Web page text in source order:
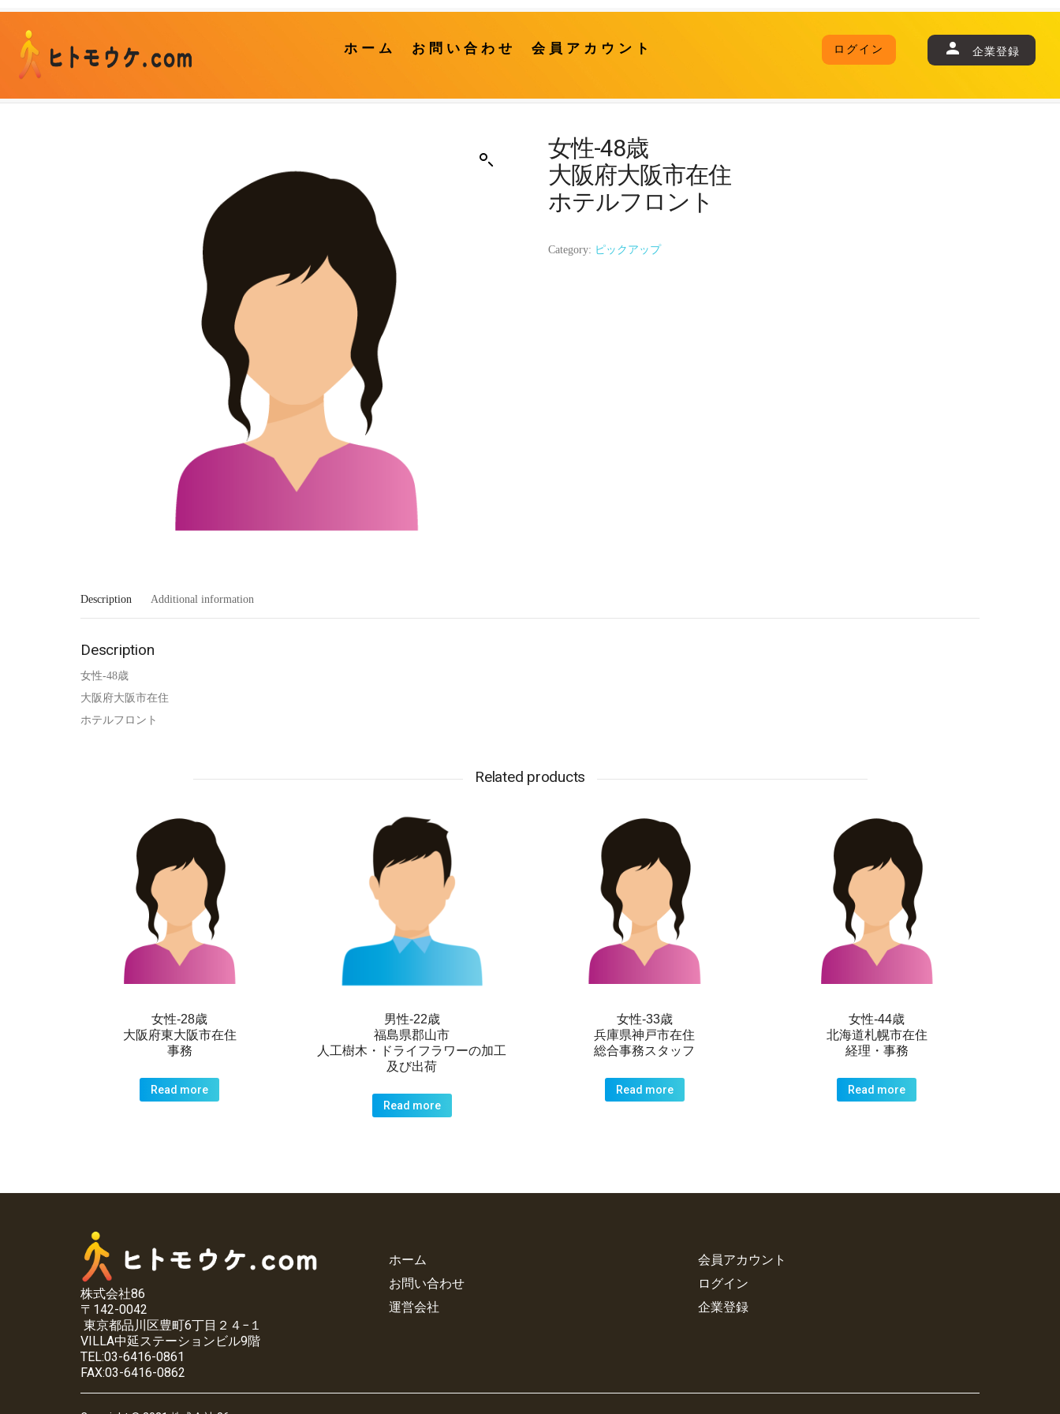
ホーム お問い合わせ 会員アカウント ログイン 企業登録
女性-48歳
大阪府大阪市在住
ホテルフロント
Category: ピックアップ
Description Additional information
Description
女性-48歳
大阪府大阪市在住
ホテルフロント
Related products
女性-28歳
大阪府東大阪市在住
事務
Read more
男性-22歳
福島県郡山市
人工樹木・ドライフラワーの加工
及び出荷
Read more
女性-33歳
兵庫県神戸市在住
総合事務スタッフ
Read more
女性-44歳
北海道札幌市在住
経理・事務
Read more
株式会社86
〒142-0042
東京都品川区豊町6丁目２４−１
VILLA中延ステーションビル9階
TEL:03-6416-0861
FAX:03-6416-0862
ホーム
お問い合わせ
運営会社
会員アカウント
ログイン
企業登録